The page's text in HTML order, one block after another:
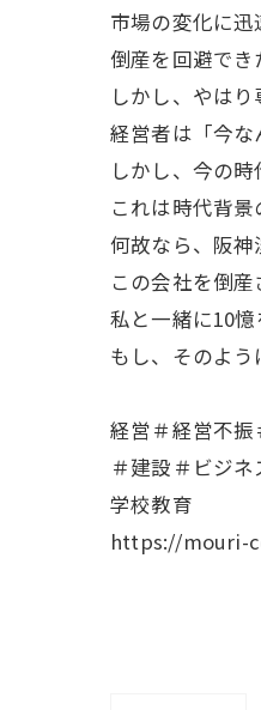
市場の変化に
倒産を回避でき
しかし、やは
経営者は「今な
しかし、今の時
これは時代背
何故なら、阪神
この会社を倒
私と一緒に10
もし、そのよう
経営＃経営不
＃建設＃ビジ
学校教育
https://mouri-